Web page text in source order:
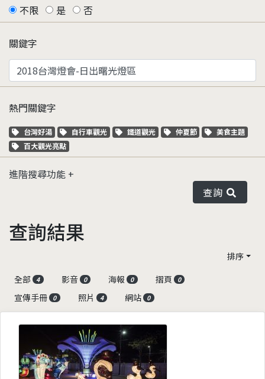
不限
是 否
關鍵字
熱門關鍵字
關鍵字標籤
台灣好湯 關鍵字標籤
自行車觀光 關鍵字標籤
鐵道觀光 關鍵字標籤
仲夏節 關鍵字標籤
美食主題
關鍵字標籤
百大觀光亮點
進階搜尋功能
查詢
查詢結果
排序
全部
4 影音 0 海報 0 摺頁 0
宣傳手冊 0 照片 4 網站 0